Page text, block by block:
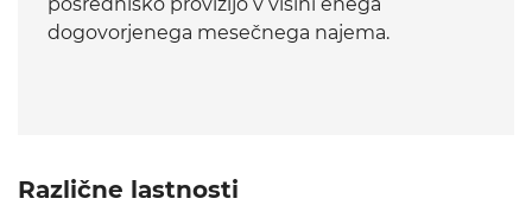
dogovorjenega mesečnega najema.
Različne lastnosti